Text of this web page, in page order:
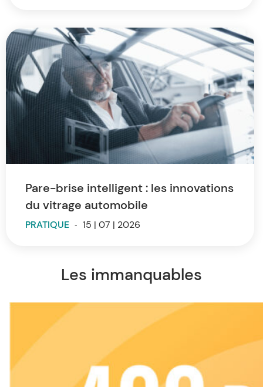
Pare-brise intelligent : les innovations
du vitrage automobile
PRATIQUE - 15 | 07 | 2026
Les immanquables